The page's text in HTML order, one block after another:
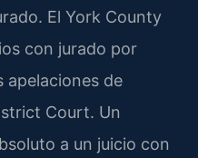
El York County
con jurado por
apelaciones de
Court. Un
a un juicio con